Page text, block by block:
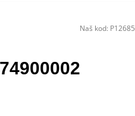
Naš kod: P12685